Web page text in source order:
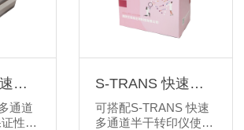
多
仪
通道
性能
S-TRANS 快速转
印试剂盒
可搭配S-TRANS 快速
多通道半干转印仪使